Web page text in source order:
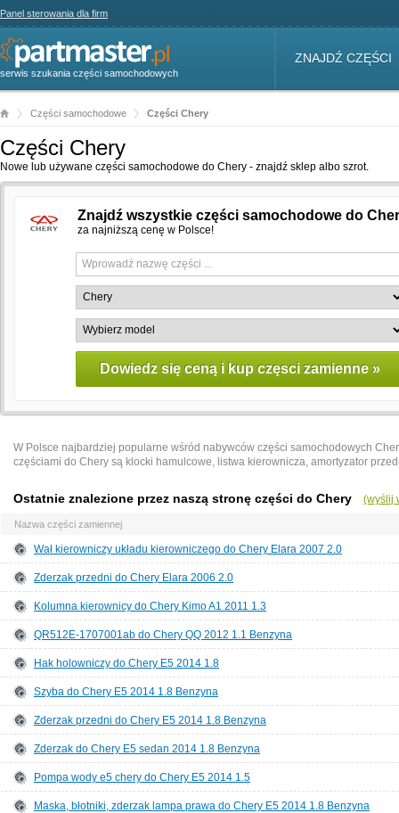
Panel sterowania dla firm
serwis szukania części samochodowych
ZNAJDŹ CZĘŚCI
Części samochodowe Części Chery
Części Chery
Nowe lub używane części samochodowe do Chery - znajdź sklep albo szrot.
Znajdź wszystkie części samochodowe do
za najniższą cenę w Polsce!
W Polsce najbardziej popularne wśród nabywców części samochodowych
częściami do Chery są klocki hamulcowe, listwa kierownicza, amortyzator
Ostatnie znalezione przez naszą stronę części do Chery (wyślij
Nazwa części zamiennej
Wał kierowniczy układu kierowniczego do Chery Elara 2007 2.0
Zderzak przedni do Chery Elara 2006 2.0
Kolumna kierownicy do Chery Kimo A1 2011 1.3
QR512E-1707001ab do Chery QQ 2012 1.1 Benzyna
Hak holowniczy do Chery E5 2014 1.8
Szyba do Chery E5 2014 1.8 Benzyna
Zderzak przedni do Chery E5 2014 1.8 Benzyna
Zderzak do Chery E5 sedan 2014 1.8 Benzyna
Pompa wody e5 chery do Chery E5 2014 1.5
Maska, błotniki, zderzak lampa prawa do Chery E5 2014 1.8 Benzyna